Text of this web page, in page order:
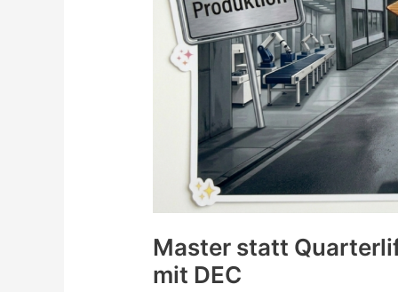
Master statt
mit DEC